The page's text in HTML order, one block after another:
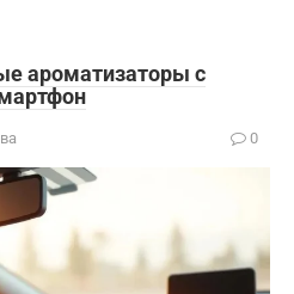
ароматизаторы с
0